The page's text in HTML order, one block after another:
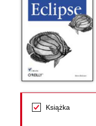
Książka